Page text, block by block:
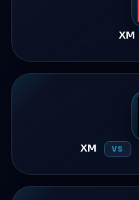
XM
XM VS